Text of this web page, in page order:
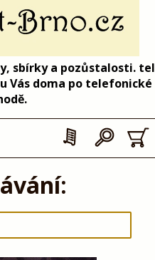
sbírky a pozůstalosti. tel
Vás doma po telefonické